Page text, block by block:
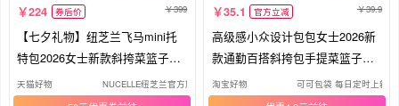
224 券后价 399
【七夕礼物】纽芝兰飞马mini托
特包2026女士新款斜挎菜篮子手
提包
天猫好物 NUCELLE纽芝兰官方旗舰店
35.1 官方立减 39.9
高级感小众设计包包女士2026新
款通勤百搭斜挎包手提菜篮子水
桶包
淘宝好物 可可包袋 每日定时上新